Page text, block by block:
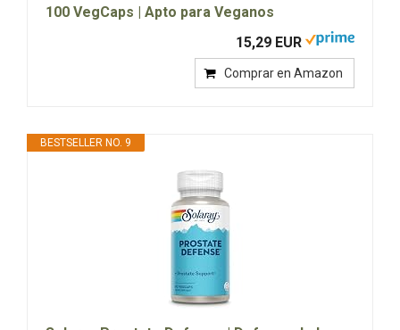
100 VegCaps | Apto para Veganos
15,29 EUR
Comprar en Amazon
BESTSELLER NO. 9